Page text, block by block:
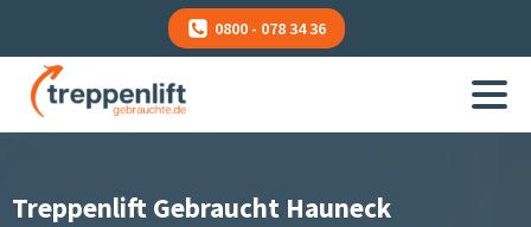
0800 - 078 34 36
Treppenlift Gebraucht Hauneck